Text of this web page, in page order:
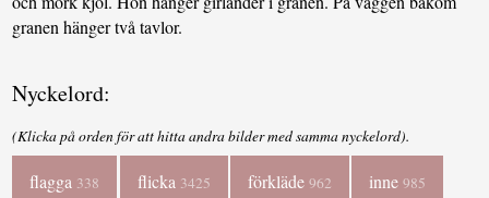
granen hänger två tavlor.
Nyckelord:
(Klicka på orden för att hitta andra bilder med samma nyckelord).
flagga 338 flicka 3425 förkläde 962 inne985